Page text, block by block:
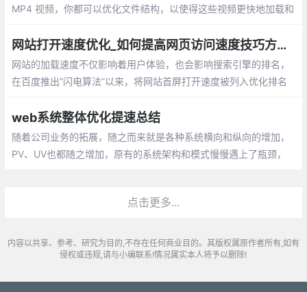
MP4 视频，你都可以优化文件结构，以使得这些视频更快地加载和
送额外的 HTTP range request 请求来搜寻和定位 moovatom 网站打开速度优化_如何提高网页访问速度技巧方法总结
网站的加载速度不仅影响着用户体验，也会影响搜索引擎的排名，
在百度推出“闪电算法”以来，将网站首屏打开速度被列入优化排名
面就整理挖掘出很多细节上可以提升性能的东西分享给大家
web系统整体优化提速总结
随着公司业务的拓展，随之而来就是各种系统横向和纵向的增加，
PV、UV也都随之增加，原有的系统架构和模式慢慢遇上了瓶颈，
点击更多...
内容以共享、参考、研究为目的,不存在任何商业目的。其版权属原作者所有,如有
侵权或违规,请与小编联系!情况属实本人将予以删除!